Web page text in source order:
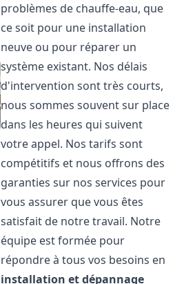
problèmes de chauffe-eau, que
ce soit pour une installation
neuve ou pour réparer un
système existant. Nos délais
d'intervention sont très courts,
nous sommes souvent sur place
dans les heures qui suivent
votre appel. Nos tarifs sont
compétitifs et nous offrons des
garanties sur nos services pour
vous assurer que vous êtes
satisfait de notre travail. Notre
équipe est formée pour
répondre à tous vos besoins en
installation et dépannage